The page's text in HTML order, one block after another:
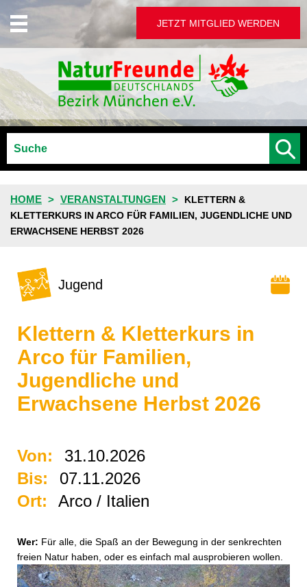
JETZT MITGLIED WERDEN
HOME VERANSTALTUNGEN
KLETTERN &
KLETTERKURS IN ARCO FÜR FAMILIEN, JUGENDLICHE UND
ERWACHSENE HERBST 2026
Jugend
Klettern & Kletterkurs in
Arco für Familien,
Jugendliche und
Erwachsene Herbst 2026
Von:
31.10.2026
Bis:
07.11.2026
Ort:
Arco / Italien
Wer: Für alle, die Spaß an der Bewegung in der senkrechten
freien Natur haben, oder es einfach mal ausprobieren wollen.